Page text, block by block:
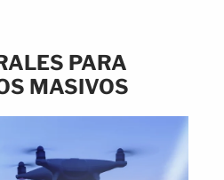
PARA
MASIVOS